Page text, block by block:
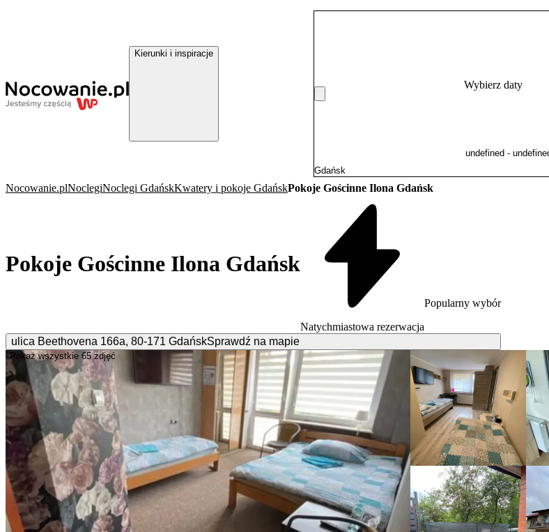
Kierunki i inspiracje
Wybierz daty
Nocowanie.plNoclegiNoclegi GdańskKwatery i pokoje GdańskPokoje Gościnne Ilona Gdańsk
Pokoje Gościnne Ilona Gdańsk
Natychmiastowa rezerwacja
Popularny wybór
ulica Beethovena 166a, 80-171 GdańskSprawdź na mapie
Pokaż wszystkie 65 zdjęć